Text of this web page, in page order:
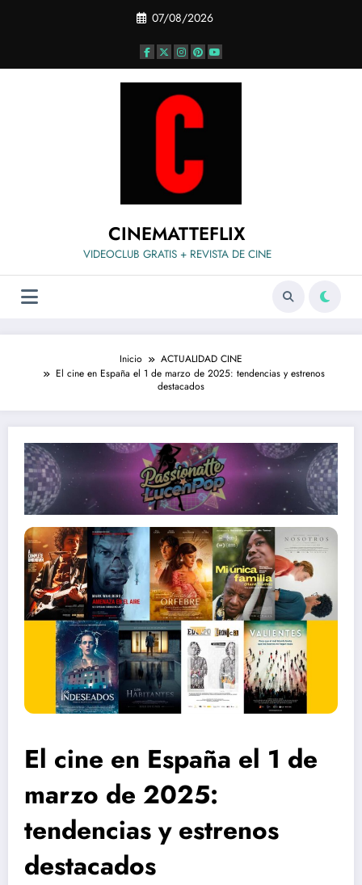
07/08/2026
CINEMATTEFLIX
VIDEOCLUB GRATIS + REVISTA DE CINE
Inicio
ACTUALIDAD CINE
El cine en España el 1 de marzo de 2025: tendencias y estrenos
destacados
El cine en España el 1 de
marzo de 2025:
tendencias y estrenos
destacados